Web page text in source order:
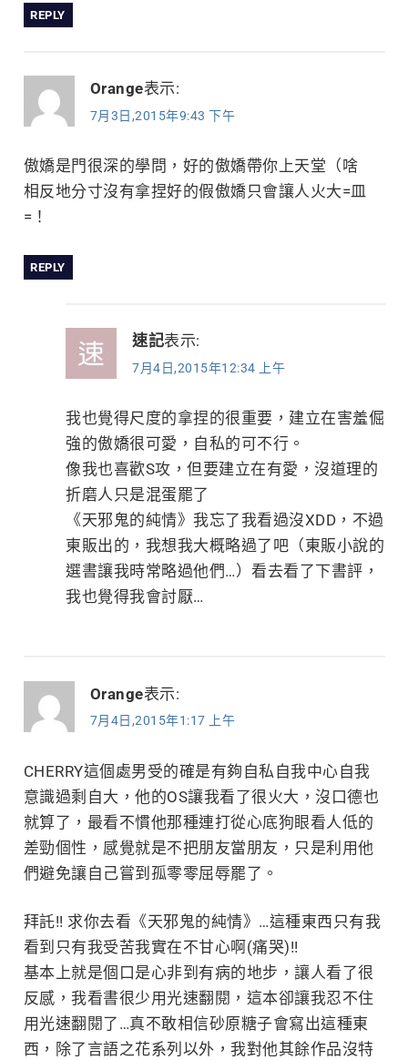
REPLY
Orange表示:
7月3日,2015年9:43 下午
傲嬌是門很深的學問，好的傲嬌帶你上天堂（啥
相反地分寸沒有拿捏好的假傲嬌只會讓人火大=皿
=！
REPLY
速記表示:
7月4日,2015年12:34 上午
我也覺得尺度的拿捏的很重要，建立在害羞倔
強的傲嬌很可愛，自私的可不行。
像我也喜歡S攻，但要建立在有愛，沒道理的
折磨人只是混蛋罷了
《天邪鬼的純情》我忘了我看過沒XDD，不過
東販出的，我想我大概略過了吧（東販小說的
選書讓我時常略過他們…）看去看了下書評，
我也覺得我會討厭…
Orange表示:
7月4日,2015年1:17 上午
CHERRY這個處男受的確是有夠自私自我中心自我
意識過剩自大，他的OS讓我看了很火大，沒口德也
就算了，最看不慣他那種連打從心底狗眼看人低的
差勁個性，感覺就是不把朋友當朋友，只是利用他
們避免讓自己嘗到孤零零屈辱罷了。
拜託!! 求你去看《天邪鬼的純情》…這種東西只有我
看到只有我受苦我實在不甘心啊(痛哭)!!
基本上就是個口是心非到有病的地步，讓人看了很
反感，我看書很少用光速翻閱，這本卻讓我忍不住
用光速翻閱了…真不敢相信砂原糖子會寫出這種東
西，除了言語之花系列以外，我對他其餘作品沒特